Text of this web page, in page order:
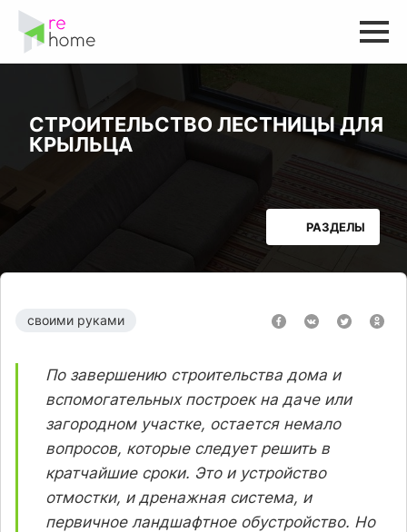
СТРОИТЕЛЬСТВО ЛЕСТНИЦЫ ДЛЯ
КРЫЛЬЦА
РАЗДЕЛЫ
своими руками
По завершению строительства дома и
вспомогательных построек на даче или
загородном участке, остается немало
вопросов, которые следует решить в
кратчайшие сроки. Это и устройство
отмостки, и дренажная система, и
первичное ландшафтное обустройство. Но